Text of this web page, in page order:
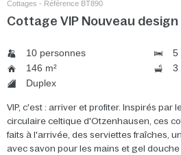
Cottages - Référence BT890
Cottage VIP Nouveau design
10 personnes
5
146 m²
3
Duplex
VIP, c'est : arriver et profiter. Inspirés par
circulaire celtique d'Otzenhausen, ces
faits à l'arrivée, des serviettes fraîches,
avec savon pour les mains et gel